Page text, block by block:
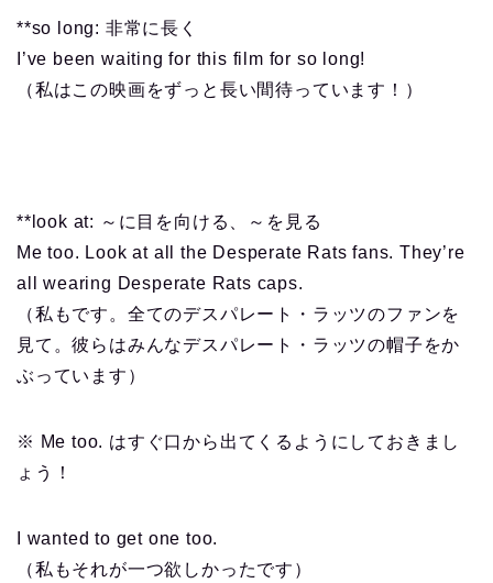
**so long: 非常に長く
I’ve been waiting for this film for so long!
（私はこの映画をずっと長い間待っています！）
**look at: ～に目を向ける、～を見る
Me too. Look at all the Desperate Rats fans. They’re
all wearing Desperate Rats caps.
（私もです。全てのデスパレート・ラッツのファンを
見て。彼らはみんなデスパレート・ラッツの帽子をか
ぶっています）
※ Me too. はすぐ口から出てくるようにしておきまし
ょう！
I wanted to get one too.
（私もそれが一つ欲しかったです）